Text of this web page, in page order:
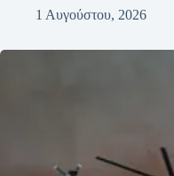
1 Αυγούστου, 2026